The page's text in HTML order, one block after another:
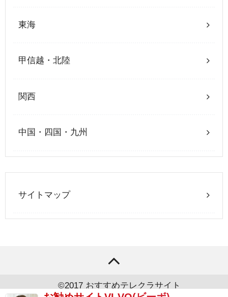
東海
甲信越・北陸
関西
中国・四国・九州
サイトマップ
©2017 おすすめテレクラサイト